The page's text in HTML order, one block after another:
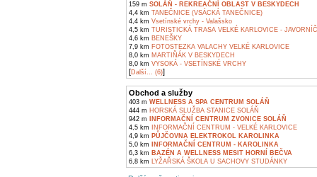
159 m SOLÁŇ - REKREAČNÍ OBLAST V BESKYDECH
4,4 km TANEČNICE (VSÁCKÁ TANEČNICE)
4,4 km Vsetínské vrchy - Valašsko
4,5 km TURISTICKÁ TRASA VELKÉ KARLOVICE -
4,6 km BENEŠKY
7,9 km FOTOSTEZKA VALACHY VELKÉ KARLOVICE
8,0 km MARTIŇÁK V BESKYDECH
8,0 km VYSOKÁ - VSETÍNSKÉ VRCHY
[Další... (6)]
Obchod a služby
403 m WELLNESS A SPA CENTRUM SOLÁŇ
444 m HORSKÁ SLUŽBA STANICE SOLÁŇ
942 m
INFORMAČNÍ CENTRUM ZVONICE SOLÁŇ
4,5 km INFORMAČNÍ CENTRUM - VELKÉ KARLOVICE
4,9 km PŮJČOVNA ELEKTROKOL KAROLINKA
5,0 km
INFORMAČNÍ CENTRUM - KAROLINKA
6,3 km BAZÉN A WELLNESS MESIT HORNÍ BEČVA
6,8 km LYŽAŘSKÁ ŠKOLA U SACHOVY STUDÁNKY